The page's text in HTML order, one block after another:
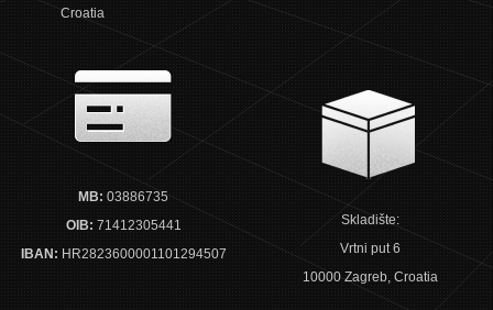
Croatia
MB: 03886735
OIB: 71412305441
IBAN: HR2823600001101294507
Skladište:
Vrtni put 6
10000 Zagreb, Croatia